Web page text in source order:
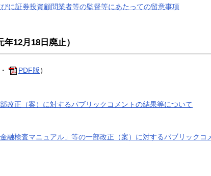
に証券投資顧問業者等の監督等にあたっての留意事項
年12月18日廃止）
・ PDF版）
改正（案）に対するパブリックコメントの結果等について
融検査マニュアル」等の一部改正（案）に対するパブリックコ